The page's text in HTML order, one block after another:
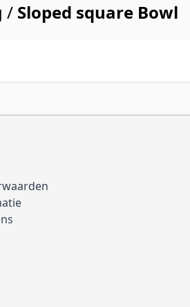
/ Sloped square Bowl